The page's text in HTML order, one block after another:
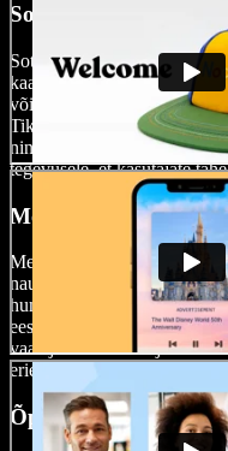
Sotsiaalmeedia
Sotsiaalmeedia jaoks
kaasahaaravad klipid, mille
või brändi platvormidel
TikTok. Need videod
ning kasutavad tihti lühikesi
tegevusele, et kasutajate
Meelelahutusvideod
Meelelahutusvideod on
nauditavat ja sageli
humoorikad sketšid, vlogid
eesmärk on pakkuda
vaatajat ekraani küljes
eriefekte, liikuvaid
Õppevideod